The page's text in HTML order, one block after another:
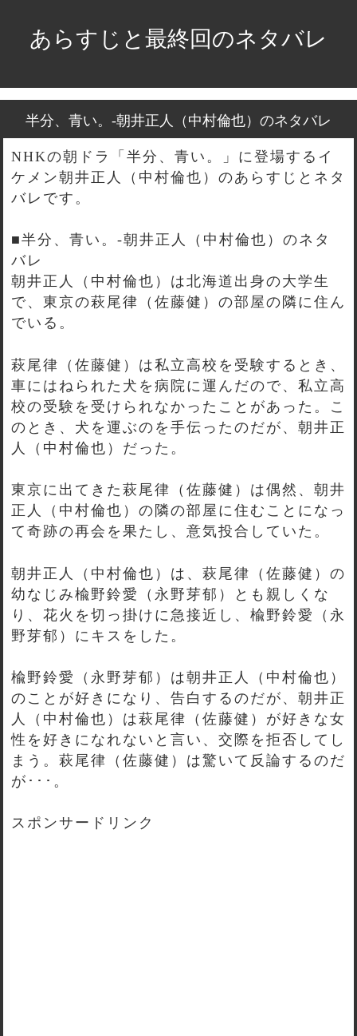
あらすじと最終回のネタバレ
半分、青い。-朝井正人（中村倫也）のネタバレ
NHKの朝ドラ「半分、青い。」に登場するイ
ケメン朝井正人（中村倫也）のあらすじとネタ
バレです。
■半分、青い。-朝井正人（中村倫也）のネタ
バレ
朝井正人（中村倫也）は北海道出身の大学生
で、東京の萩尾律（佐藤健）の部屋の隣に住ん
でいる。
萩尾律（佐藤健）は私立高校を受験するとき、
車にはねられた犬を病院に運んだので、私立高
校の受験を受けられなかったことがあった。こ
のとき、犬を運ぶのを手伝ったのだが、朝井正
人（中村倫也）だった。
東京に出てきた萩尾律（佐藤健）は偶然、朝井
正人（中村倫也）の隣の部屋に住むことになっ
て奇跡の再会を果たし、意気投合していた。
朝井正人（中村倫也）は、萩尾律（佐藤健）の
幼なじみ楡野鈴愛（永野芽郁）とも親しくな
り、花火を切っ掛けに急接近し、楡野鈴愛（永
野芽郁）にキスをした。
楡野鈴愛（永野芽郁）は朝井正人（中村倫也）
のことが好きになり、告白するのだが、朝井正
人（中村倫也）は萩尾律（佐藤健）が好きな女
性を好きになれないと言い、交際を拒否してし
まう。萩尾律（佐藤健）は驚いて反論するのだ
が･･･。
スポンサードリンク